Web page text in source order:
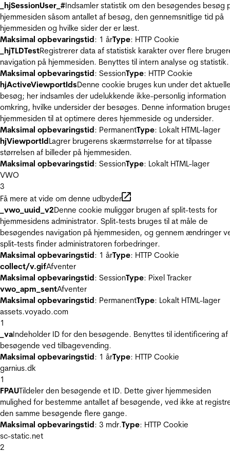
_hjSessionUser_#Indsamler statistik om den besøgendes besøg
hjemmesiden såsom antallet af besøg, den gennemsnitlige tid på
hjemmesiden og hvilke sider der er læst.
Maksimal opbevaringstid: 1 årType: HTTP Cookie
_hjTLDTestRegistrerer data af statistisk karakter over flere
navigation på hjemmesiden. Benyttes til intern analyse og statistik.
Maksimal opbevaringstid: SessionType: HTTP Cookie
hjActiveViewportIdsDenne cookie bruges kun under det
besøg; her indsamles der udelukkende ikke-personlig information
omkring, hvilke undersider der besøges. Denne information
hjemmesiden til at optimere deres hjemmeside og undersider.
Maksimal opbevaringstid: PermanentType: Lokalt HTML-lager
hjViewportIdLagrer brugerens skærmstørrelse for at tilpasse
størrelsen af billeder på hjemmesiden.
Maksimal opbevaringstid: SessionType: Lokalt HTML-lager
VWO
3
Få mere at vide om denne udbyder
_vwo_uuid_v2Denne cookie muliggør brugen af split-tests for
hjemmesidens administrator. Split-tests bruges til at måle de
besøgendes navigation på hjemmesiden, og gennem ændringer
split-tests finder administratoren forbedringer.
Maksimal opbevaringstid: 1 årType: HTTP Cookie
collect/v.gifAfventer
Maksimal opbevaringstid: SessionType: Pixel Tracker
vwo_apm_sentAfventer
Maksimal opbevaringstid: PermanentType: Lokalt HTML-lager
assets.voyado.com
1
_vaIndeholder ID for den besøgende. Benyttes til identificering af
besøgende ved tilbagevending.
Maksimal opbevaringstid: 1 årType: HTTP Cookie
garnius.dk
1
FPAUTildeler den besøgende et ID. Dette giver hjemmesiden
mulighed for bestemme antallet af besøgende, ved ikke at
den samme besøgende flere gange.
Maksimal opbevaringstid: 3 mdr.Type: HTTP Cookie
sc-static.net
2